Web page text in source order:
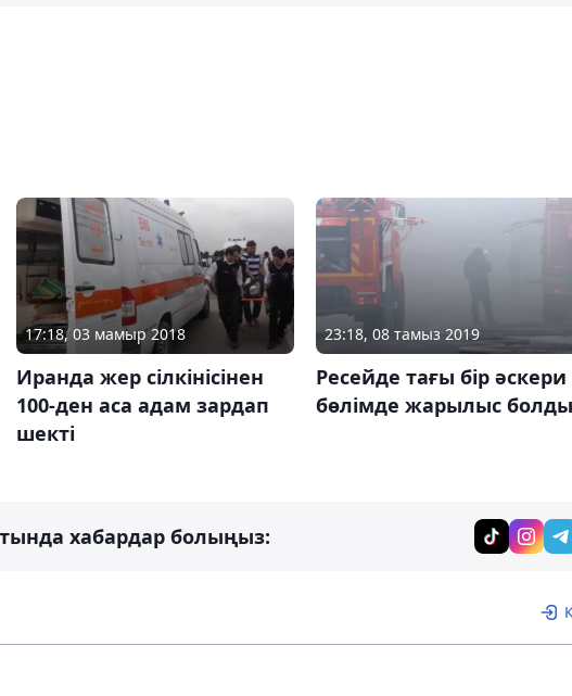
17:18, 03 мамыр 2018
Иранда жер сілкінісінен
100-ден аса адам зардап
шекті
23:18, 08 тамыз 2019
Ресейде тағы бір әскери
бөлімде жарылыс болды
хабардар болыңыз: